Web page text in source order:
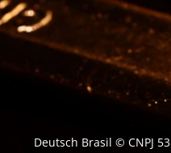
Deutsch Brasil © CNPJ